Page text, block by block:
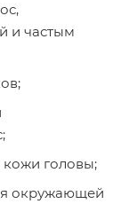
и частым
головы;
окружающей